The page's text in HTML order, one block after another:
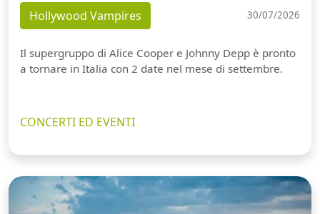
Hollywood Vampires 30/07/2026
Il supergruppo di Alice Cooper e Johnny Depp è pronto
a tornare in Italia con 2 date nel mese di settembre.
CONCERTI ED EVENTI